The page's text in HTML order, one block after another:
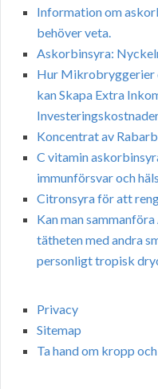
Information om
behöver veta.
Askorbinsyra:
Hur Mikrobryggerier
kan Skapa Extra
Koncentrat av
C vitamin
immunförsvar och
Citronsyra för att
Kan man
tätheten med andra
personligt tropisk
Privacy
Sitemap
Ta hand om kropp